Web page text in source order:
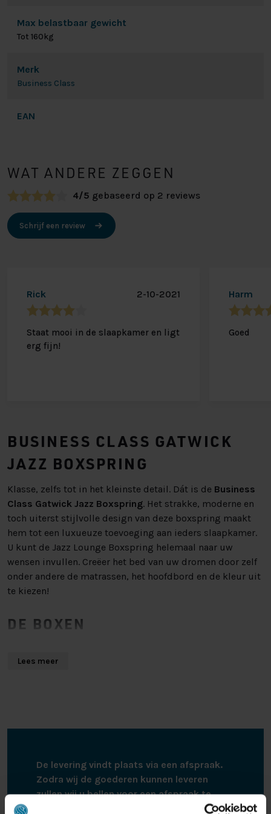
Max belastbaar gewicht
Tot 160kg
Merk
Business Class
EAN
WAT ANDERE ZEGGEN
4/5 gebaseerd op 2 reviews
Schrijf een review
Rick 2-10-2021
Staat mooi in de slaapkamer en ligt
erg fijn!
Harm
Goed
BUSINESS CLASS GATWICK
JAZZ BOXSPRING
Klasse, zelfs tot in het kleinste detail. Dát is de Business
Class Gatwick Jazz Boxspring. Het strakke, moderne en
toch uiterst stijlvolle design van deze boxspring maakt
hem tot een luxueuze toevoeging aan ieders slaapkamer.
U kunt de Jazz Lounge Boxspring helemaal naar uw
wensen invullen. Creëer het bed van uw dromen door zelf
onder andere de matrassen, het hoofdbord en de kleur uit
te kiezen!
DE BOXEN
deze boxspring geniet u van optimaal slaapcomfort. De
optimaal, waardoor de boxspring heel erg lang meegaat.
DE MATRASSEN
Lees meer
De levering vindt plaats via een afspraak.
Zodra wij de goederen kunnen leveren
zullen wij u bellen voor een afspraak te